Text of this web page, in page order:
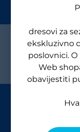
dresovi za
ekskluzivno
poslovnici.
Web
obavijestiti